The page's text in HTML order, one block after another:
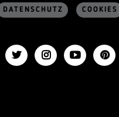
DATENSCHUTZ COOKIES